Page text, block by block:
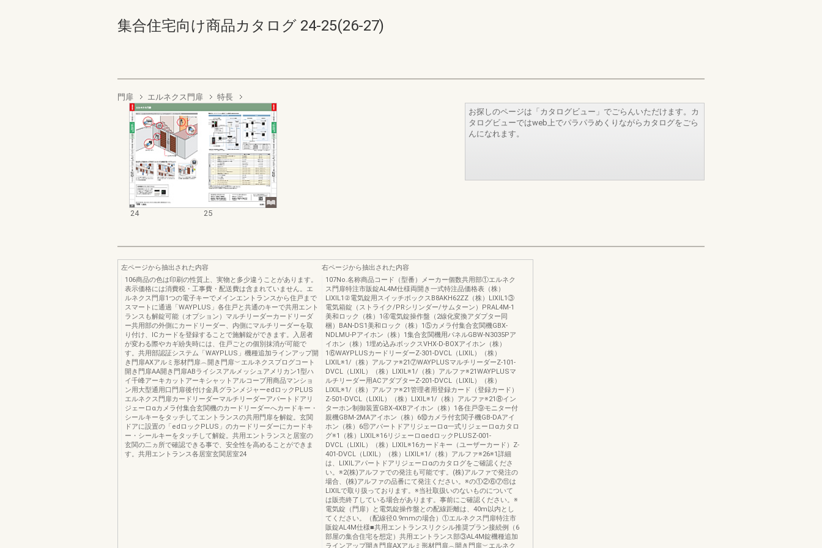
集合住宅向け商品カタログ 24-25(26-27)
門扉 エルネクス門扉 特長
24 25
お探しのページは「カタログビュー」でごらんいただけます。カ
タログビューではweb上でパラパラめくりながらカタログをごら
んになれます。
左ページから抽出された内容
106商品の色は印刷の性質上、実物と多少違うことがあります。
表示価格には消費税・工事費・配送費は含まれていません。エ
ルネクス門扉1つの電子キーでメインエントランスから住戸まで
スマートに通過「WAYPLUS」各住戸と共通のキーで共用エント
ランスも解錠可能（オプション）マルチリーダーカードリーダ
ー共用部の外側にカードリーダー、内側にマルチリーダーを取
り付け、ICカードを登録することで施解錠ができます。入居者
が変わる際やカギ紛失時には、住戸ごとの個別抹消が可能で
す。共用部認証システム「WAYPLUS」機種追加ラインアップ開
き門扉AXアルミ形材門扉︵開き門扉︶エルネクスプログコート
開き門扉AA開き門扉ABライシスアルメッシュアメリカン1型ハ
イ千峰アーキカットアーキシャットアルコーブ用商品マンショ
ン用大型通用口門扉後付け金具グランメジャーedロックPLUS
エルネクス門扉カードリーダーマルチリーダーアパートドアリ
ジェーロαカメラ付集合玄関機のカードリーダーへカードキー・
シールキーをタッチしてエントランスの共用門扉を解錠。玄関
ドアに設置の「edロックPLUS」のカードリーダーにカードキ
ー・シールキーをタッチして解錠。共用エントランスと居室の
玄関の二ヵ所で確認できる事で、安全性を高めることができま
す。共用エントランス各居室玄関居室24
右ページから抽出された内容
107No.名称商品コード（型番）メーカー個数共用部①エルネク
ス門扉特注市販錠AL4M仕様両開き一式特注品価格表（株）
LIXIL1②電気錠用スイッチボックスB8AKH62ZZ（株）LIXIL1③
電気箱錠（ストライク/PRシリンダー/サムターン）PRAL4M-1
美和ロック（株）1④電気錠操作盤（2線化変換アダプター同
梱）BAN-DS1美和ロック（株）1⑤カメラ付集合玄関機GBX-
NDLMU-Pアイホン（株）1集合玄関機用パネルGBW-N3035Pア
イホン（株）1埋め込みボックスVHX-D-BOXアイホン（株）
1⑥WAYPLUSカードリーダーZ-301-DVCL（LIXIL）（株）
LIXIL※1/（株）アルファ※21⑦WAYPLUSマルチリーダーZ-101-
DVCL（LIXIL）（株）LIXIL※1/（株）アルファ※21WAYPLUSマ
ルチリーダー用ACアダプターZ-201-DVCL（LIXIL）（株）
LIXIL※1/（株）アルファ※21管理者用登録カード（登録カード）
Z-501-DVCL（LIXIL）（株）LIXIL※1/（株）アルファ※21⑧イン
ターホン制御装置GBX-4XBアイホン（株）1各住戸⑨モニター付
親機GBM-2MAアイホン（株）6⑩カメラ付玄関子機GB-DAアイ
ホン（株）6⑪アパートドアリジェーロα一式リジェーロαカタロ
グ※1（株）LIXIL※16リジェーロαedロックPLUSZ-001-
DVCL（LIXIL）（株）LIXIL※16カードキー（ユーザーカード）Z-
401-DVCL（LIXIL）（株）LIXIL※1/（株）アルファ※26※1詳細
は、LIXILアパートドアリジェーロαのカタログをご確認くださ
い。※2(株)アルファでの発注も可能です。(株)アルファで発注の
場合、(株)アルファの品番にて発注ください。※の①②⑥⑦⑪は
LIXILで取り扱っております。※当社取扱いのないものについて
は販売終了している場合があります。事前にご確認ください。※
電気錠（門扉）と電気錠操作盤との配線距離は、40m以内とし
てください。（配線径0.9mmの場合）①エルネクス門扉特注市
販錠AL4M仕様■共用エントランスリクシル推奨プラン接続例（6
部屋の集合住宅を想定）共用エントランス部③AL4M錠機種追加
ラインアップ開き門扉AXアルミ形材門扉︵開き門扉︶エルネク